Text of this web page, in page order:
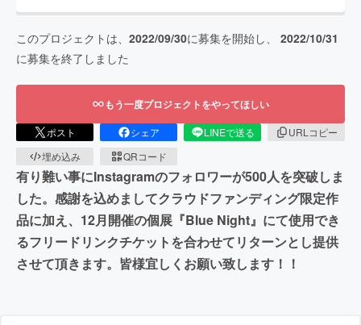
このプロジェクトは、 2022/09/30に募集を開始し、 2022/10/31
に募集を終了しました
もう一度プロジェクトをやってほしい
ポスト シェア LINEで送る
URLコピー
埋め込み
QRコード
有り難い事にInstagramのフォロワーが500人を突破しま
した。感謝を込めましてクラウドファンディング限定作
品に加え、12月開催の個展『Blue Night』にて使用でき
るフリードリンクチケットを合わせてリターンとし提供
させて頂きます。皆様宜しくお願い致します！！